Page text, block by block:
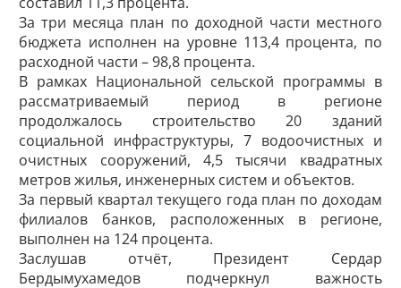
За три месяца план по доходной части местного
бюджета исполнен на уровне 113,4 процента, по
расходной части – 98,8 процента.
В рамках Национальной сельской программы в
рассматриваемый период в регионе
продолжалось строительство 20 зданий
социальной инфраструктуры, 7 водоочистных и
очистных сооружений, 4,5 тысячи квадратных
метров жилья, инженерных систем и объектов.
За первый квартал текущего года план по доходам
филиалов банков, расположенных в регионе,
выполнен на 124 процента.
Заслушав отчёт, Президент Сердар
Бердымухамедов подчеркнул важность